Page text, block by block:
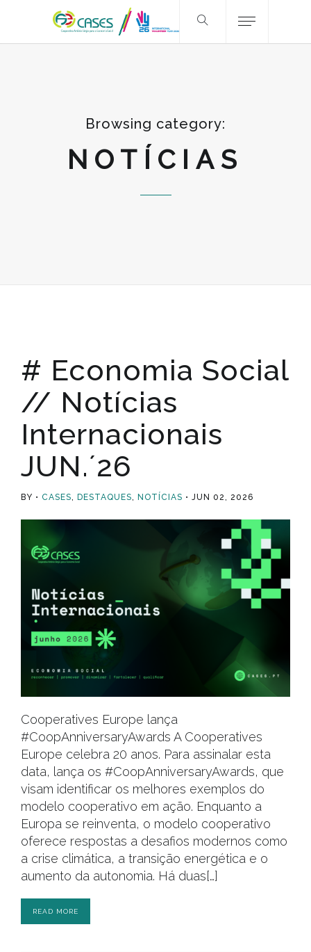
Browsing category:
NOTÍCIAS
# Economia Social
// Notícias
Internacionais
JUN.´26
BY CASES, DESTAQUES, NOTÍCIAS JUN 02, 2026
Cooperatives Europe lança
#CoopAnniversaryAwards A Cooperatives
Europe celebra 20 anos. Para assinalar esta
data, lança os #CoopAnniversaryAwards, que
visam identificar os melhores exemplos do
modelo cooperativo em ação. Enquanto a
Europa se reinventa, o modelo cooperativo
oferece respostas a desafios modernos como
a crise climática, a transição energética e o
aumento da autonomia. Há duas[…]
READ MORE